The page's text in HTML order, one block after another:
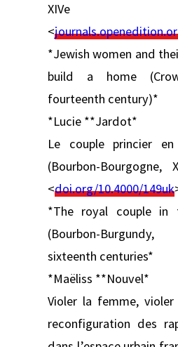
XIVe
<
*Jewish women and
build a home
fourteenth century)*
*Lucie **Jardot*
Le couple princier en
(Bourbon-Bourgogne,
<doi.org/10.4000/149uk
*The royal couple in
(Bourbon-
sixteenth centuries*
*Maëliss **Nouvel*
Violer la femme,
reconfiguration des